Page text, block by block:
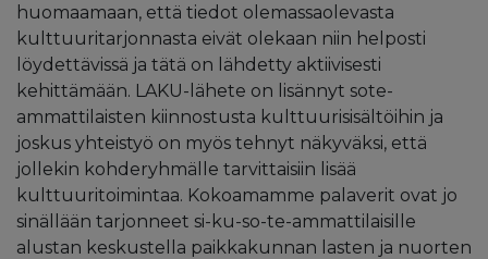
huomaamaan, että tiedot olemassaolevasta
kulttuuritarjonnasta eivät olekaan niin helposti
löydettävissä ja tätä on lähdetty aktiivisesti
kehittämään. LAKU-lähete on lisännyt sote-
ammattilaisten kiinnostusta kulttuurisisältöihin ja
joskus yhteistyö on myös tehnyt näkyväksi, että
jollekin kohderyhmälle tarvittaisiin lisää
kulttuuritoimintaa. Kokoamamme palaverit ovat jo
sinällään tarjonneet si-ku-so-te-ammattilaisille
alustan keskustella paikkakunnan lasten ja nuorten